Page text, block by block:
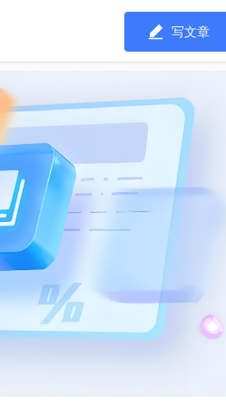
写文章